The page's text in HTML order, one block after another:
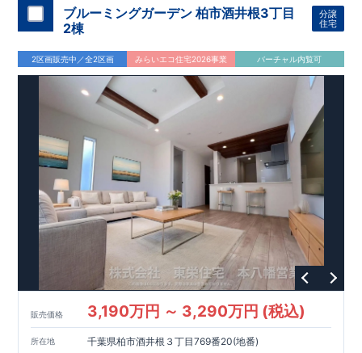
【買い物施設】 ローソン水巻吉田西三丁目店・・・約
650m
(徒歩 9分)
ドラッグストアモリ水巻店
​ラ・ムー水巻店・・・・・・・・・約1,700m(徒歩 22分)
スーパービバホーム東水巻店・・・約2,000m(徒歩 25
【その他の施設】 河守公園・
・・
約 500m(徒歩 7分)
水巻吉田郵便局・・
・約 850m(徒歩 11分 )
東栄住宅の「ブルーミングガーデン」は
国の定めた厳しい基準を満たした
「長期優良住宅」ですので 税制面での優遇が受けられ、メリ
ットも多いです!
地震に対する耐震性も最も高いレベルの
「耐震等級3」を取得!
「 アフターサービス
もありますので、 サポート
体制もお任せください!
「自社一貫体制」
だからこそ可能な高品質・高性能でありなが
(↑各赤枠クリックで詳細がご覧になれます!)​
お気軽にお問い合わせください! 東栄住宅 北九州営業所
☆☆☆093-562-7340☆☆☆
ブルーミングガーデン 柏市酒井根3丁目
2棟
分譲
住宅
2区画販売中／全2区画 みらいエコ住宅2026事業 バーチャル内覧可
販売価格 3,190万円 ～ 3,290万円 (税込)
所在地 千葉県柏市酒井根３丁目769番20(地番)